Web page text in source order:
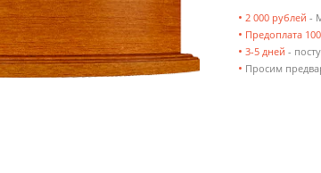
• 2 000 рублей -
• Предоплата
• 3-5 дней -
• Просим